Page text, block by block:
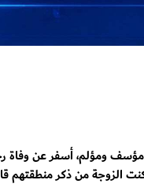
ومؤلم، أسفر عن وفاة
الزوجة من ذكر